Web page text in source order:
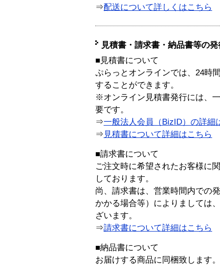
⇒配送について詳しくはこちら
見積書・請求書・納品書等の
■見積書について
ぷらっとオンラインでは、24時
することができます。
※オンライン見積書発行には、
要です。
⇒一般法人会員（BizID）の詳細
⇒ 見積書について詳細はこちら
■請求書について
ご注文時に希望されたお客様に
しております。
尚、請求書は、営業時間内での
かかる場合等）によりましては
ざいます。
⇒請求書について詳細はこちら
■納品書について
お届けする商品に同梱致します。